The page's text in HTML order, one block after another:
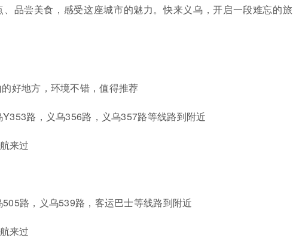
品尝美食，感受这座城市的魅力。快来义乌，开启一段难忘的旅
好地方，环境不错，值得推荐
路，义乌356路，义乌357路等线路到附近
来过
路，义乌539路，客运巴士等线路到附近
来过